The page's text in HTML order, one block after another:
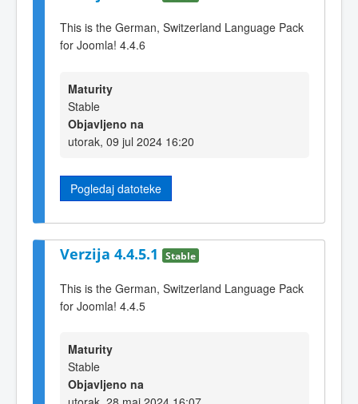
This is the German, Switzerland Language Pack
for Joomla! 4.4.6
Maturity
Stable
Objavljeno na
utorak, 09 jul 2024 16:20
Pogledaj datoteke
Verzija 4.4.5.1 Stable
This is the German, Switzerland Language Pack
for Joomla! 4.4.5
Maturity
Stable
Objavljeno na